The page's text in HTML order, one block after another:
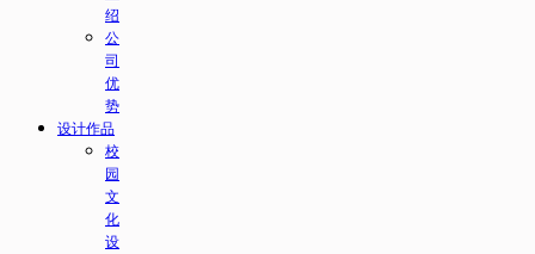
绍
公
司
优
势
设计作品
校
园
文
化
设